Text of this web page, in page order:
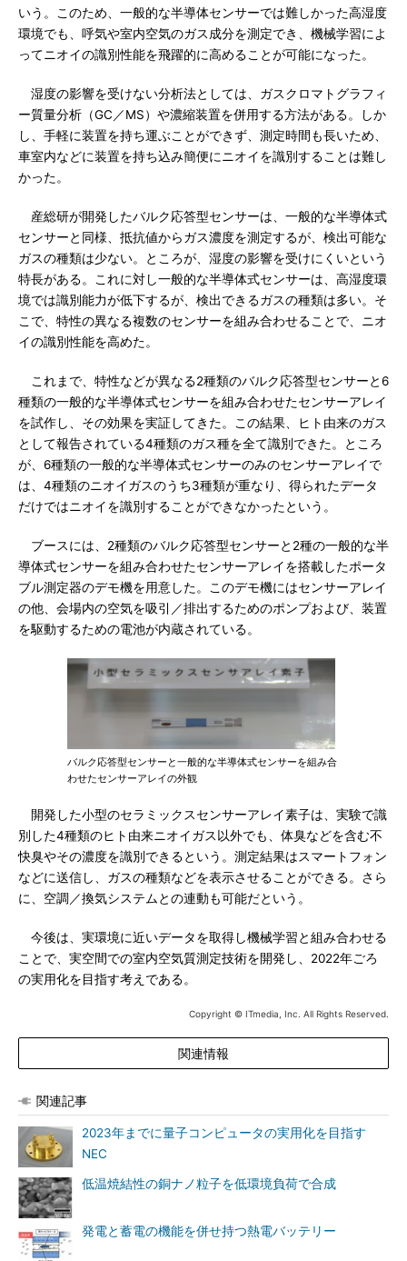
いう。このため、一般的な半導体センサーでは難しかった高湿度
環境でも、呼気や室内空気のガス成分を測定でき、機械学習によ
ってニオイの識別性能を飛躍的に高めることが可能になった。
湿度の影響を受けない分析法としては、ガスクロマトグラフィ
ー質量分析（GC／MS）や濃縮装置を併用する方法がある。しか
し、手軽に装置を持ち運ぶことができず、測定時間も長いため、
車室内などに装置を持ち込み簡便にニオイを識別することは難し
かった。
産総研が開発したバルク応答型センサーは、一般的な半導体式
センサーと同様、抵抗値からガス濃度を測定するが、検出可能な
ガスの種類は少ない。ところが、湿度の影響を受けにくいという
特長がある。これに対し一般的な半導体式センサーは、高湿度環
境では識別能力が低下するが、検出できるガスの種類は多い。そ
こで、特性の異なる複数のセンサーを組み合わせることで、ニオ
イの識別性能を高めた。
これまで、特性などが異なる2種類のバルク応答型センサーと6
種類の一般的な半導体式センサーを組み合わせたセンサーアレイ
を試作し、その効果を実証してきた。この結果、ヒト由来のガス
として報告されている4種類のガス種を全て識別できた。ところ
が、6種類の一般的な半導体式センサーのみのセンサーアレイで
は、4種類のニオイガスのうち3種類が重なり、得られたデータ
だけではニオイを識別することができなかったという。
ブースには、2種類のバルク応答型センサーと2種の一般的な半
導体式センサーを組み合わせたセンサーアレイを搭載したポータ
ブル測定器のデモ機を用意した。このデモ機にはセンサーアレイ
の他、会場内の空気を吸引／排出するためのポンプおよび、装置
を駆動するための電池が内蔵されている。
バルク応答型センサーと一般的な半導体式センサーを組み合
わせたセンサーアレイの外観
開発した小型のセラミックスセンサーアレイ素子は、実験で識
別した4種類のヒト由来ニオイガス以外でも、体臭などを含む不
快臭やその濃度を識別できるという。測定結果はスマートフォン
などに送信し、ガスの種類などを表示させることができる。さら
に、空調／換気システムとの連動も可能だという。
今後は、実環境に近いデータを取得し機械学習と組み合わせる
ことで、実空間での室内空気質測定技術を開発し、2022年ごろ
の実用化を目指す考えである。
Copyright © ITmedia, Inc. All Rights Reserved.
関連情報
関連記事
2023年までに量子コンピュータの実用化を目指す
NEC
低温焼結性の銅ナノ粒子を低環境負荷で合成
発電と蓄電の機能を併せ持つ熱電バッテリー